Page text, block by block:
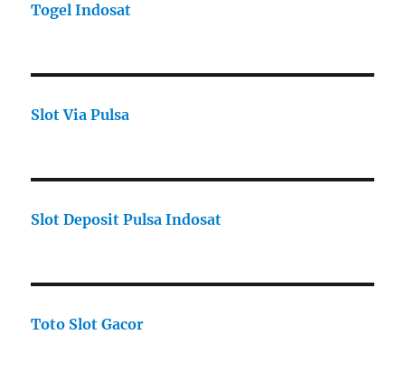
Togel Indosat
Slot Via Pulsa
Slot Deposit Pulsa Indosat
Toto Slot Gacor